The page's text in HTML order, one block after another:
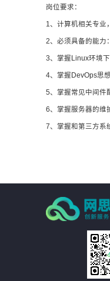
岗位要求：
1、计算机相关专业
2、必须具备的能力
3、掌握Linux环境
4、掌握DevOps思
5、掌握常见中间件
6、掌握服务器的维
7、掌握和第三方系